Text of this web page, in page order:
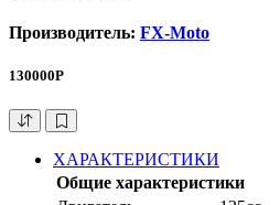
Производитель: FX-Moto
130000Р
ХАРАКТЕРИСТИКИ
Общие характеристики